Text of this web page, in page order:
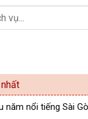
năm nổi tiếng Sài